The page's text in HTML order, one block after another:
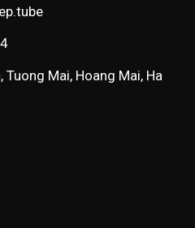
Tuong Mai, Hoang Mai, Ha